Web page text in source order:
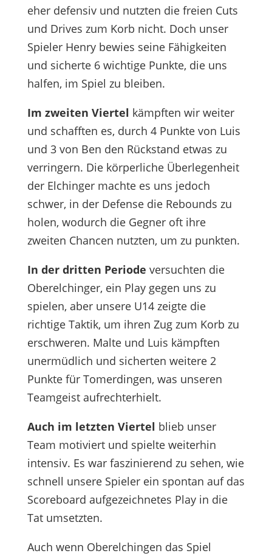
eher defensiv und nutzten die freien Cuts
und Drives zum Korb nicht. Doch unser
Spieler Henry bewies seine Fähigkeiten
und sicherte 6 wichtige Punkte, die uns
halfen, im Spiel zu bleiben.
Im zweiten Viertel kämpften wir weiter
und schafften es, durch 4 Punkte von Luis
und 3 von Ben den Rückstand etwas zu
verringern. Die körperliche Überlegenheit
der Elchinger machte es uns jedoch
schwer, in der Defense die Rebounds zu
holen, wodurch die Gegner oft ihre
zweiten Chancen nutzten, um zu punkten.
In der dritten Periode versuchten die
Oberelchinger, ein Play gegen uns zu
spielen, aber unsere U14 zeigte die
richtige Taktik, um ihren Zug zum Korb zu
erschweren. Malte und Luis kämpften
unermüdlich und sicherten weitere 2
Punkte für Tomerdingen, was unseren
Teamgeist aufrechterhielt.
Auch im letzten Viertel blieb unser
Team motiviert und spielte weiterhin
intensiv. Es war faszinierend zu sehen, wie
schnell unsere Spieler ein spontan auf das
Scoreboard aufgezeichnetes Play in die
Tat umsetzten.
Auch wenn Oberelchingen das Spiel